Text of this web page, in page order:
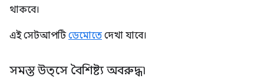
থাকবে।
এই সেটআপটিডেমোতে দেখা যাবে।
সমস্ত উত্সে বৈশিষ্ট্য অবরুদ্ধ৷